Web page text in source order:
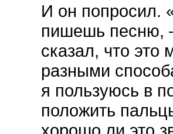
И он попросил.
пишешь песню,
сказал, что
разными
я пользуюсь в
положить
хорошо ли это